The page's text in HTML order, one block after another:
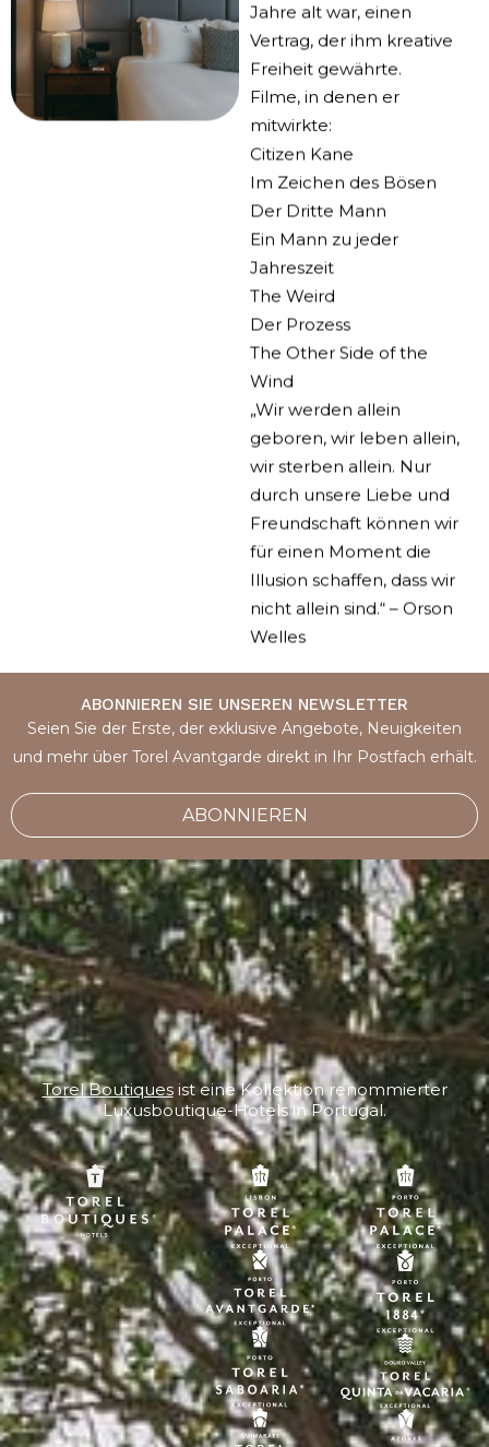
Jahre alt war, einen
Vertrag, der ihm kreative
Freiheit gewährte.
Filme, in denen er
mitwirkte:
Citizen Kane
Im Zeichen des Bösen
Der Dritte Mann
Ein Mann zu jeder
Jahreszeit
The Weird
Der Prozess
The Other Side of the
Wind
„Wir werden allein
geboren, wir leben allein,
wir sterben allein. Nur
durch unsere Liebe und
Freundschaft können wir
für einen Moment die
Illusion schaffen, dass wir
nicht allein sind.“ – Orson
Welles
ABONNIEREN SIE UNSEREN NEWSLETTER
Seien Sie der Erste, der exklusive Angebote, Neuigkeiten
und mehr über Torel Avantgarde direkt in Ihr Postfach erhält.
ABONNIEREN
Torel Boutiquesist eine Kollektion renommierter
Luxusboutique-Hotels in Portugal.